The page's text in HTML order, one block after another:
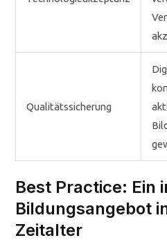
Qualitätssicherung
Best Practice: Ein
Bildungsangebot
Zeitalter